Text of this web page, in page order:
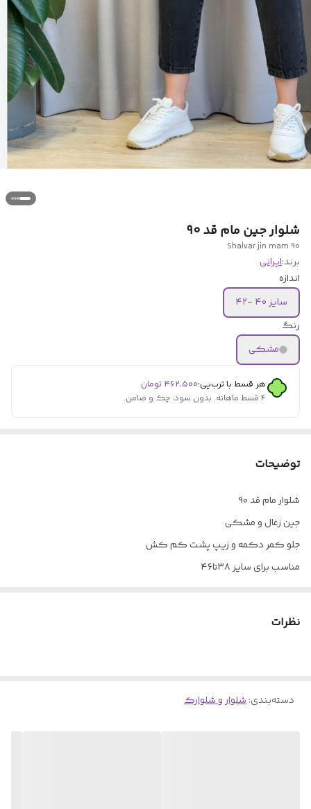
شلوار جین مام قد ۹۰
Shalvar jin mam 90
برند:ایرانی
اندازه
سایز ۴۰ -۴۲
رنگ
مشکی
هر قسط با ترب‌پی:۴۶۲٬۵۰۰ تومان
۴ قسط ماهانه. بدون سود، چک و ضامن.
توضیحات
شلوار مام قد ۹۰
جین زغال و مشکی
جلو کمر دکمه و زیپ پشت کم کش
مناسب برای سایز ۳۸تا۴۶
نظرات
دسته‌بندی:شلوار و شلوارک